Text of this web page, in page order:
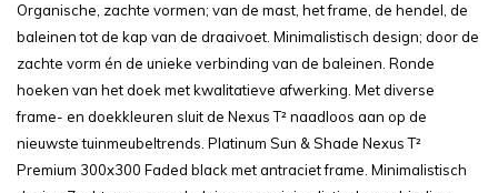
Organische, zachte vormen; van de mast, het frame, de hendel, de
baleinen tot de kap van de draaivoet. Minimalistisch design; door de
zachte vorm én de unieke verbinding van de baleinen. Ronde
hoeken van het doek met kwalitatieve afwerking. Met diverse
frame- en doekkleuren sluit de Nexus T² naadloos aan op de
nieuwste tuinmeubeltrends. Platinum Sun & Shade Nexus T²
Premium 300x300 Faded black met antraciet frame. Minimalistisch